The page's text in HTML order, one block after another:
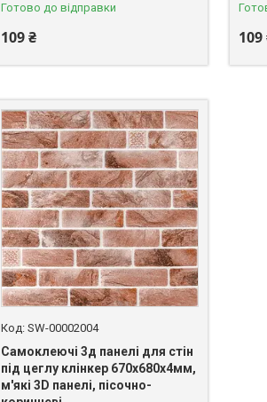
Готово до відправки
109 ₴ 109
SW-00002004
Самоклеючі 3д панелі для стін
під цеглу клінкер 670х680х4мм,
м'які 3D панелі, пісочно-